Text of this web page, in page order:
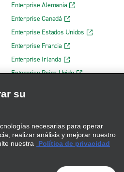
Enterprise Alemania
Enterprise Canadá
Enterprise Estados Unidos
Enterprise Francia
Enterprise Irlanda
Enterprise Reino Unido
su
necesarias para operar
realizar análisis y mejorar nuestro
nuestra
Política de privacidad